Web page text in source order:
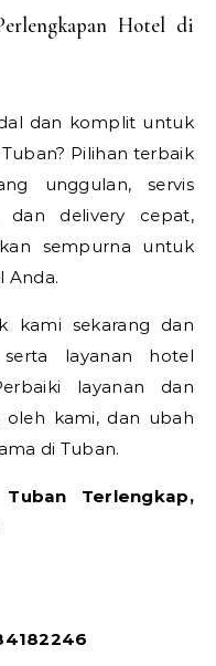
Hotel di
dan komplit untuk
Pilihan terbaik
unggulan, servis
dan delivery cepat,
sempurna untuk
Anda.
kami sekarang dan
layanan hotel
layanan dan
kami, dan ubah
di Tuban.
Terlengkap,